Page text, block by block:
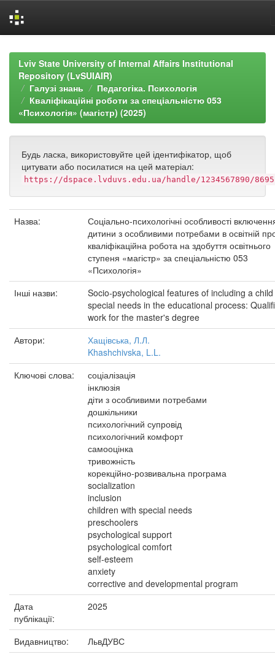
navigationLviv State University of Internal Affairs Institutional
Repository (LvSUIAIR)
Галузі знань
Педагогіка. Психологія
Кваліфікаційні роботи за спеціальністю 053
«Психологія» (магістр) (2025)
Будь ласка, використовуйте цей ідентифікатор, щоб
цитувати або посилатися на цей матеріал:
https://dspace.lvduvs.edu.ua/handle/1234567890/8695
Назва:
Соціально-психологічні особливості
дитини з особливими потребами в освітній
кваліфікаційна робота на здобуття освітнього
ступеня «магістр» за спеціальністю 053
«Психологія»
Інші назви:
Socio-psychological features of including a
special needs in the educational process:
work for the master's degree
Автори:
Хащівська, Л.Л.
Khashchivska, L.L.
Ключові слова:
соціалізація
інклюзія
діти з особливими потребами
дошкільники
психологічний супровід
психологічний комфорт
самооцінка
тривожність
корекційно-розвивальна програма
socialization
inclusion
children with special needs
preschoolers
psychological support
psychological comfort
self-esteem
anxiety
corrective and developmental program
Дата
публікації:
2025
Видавництво:
ЛьвДУВС